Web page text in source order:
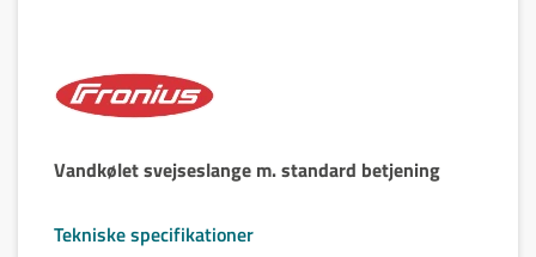
Vandkølet svejseslange m. standard betjening
Tekniske specifikationer